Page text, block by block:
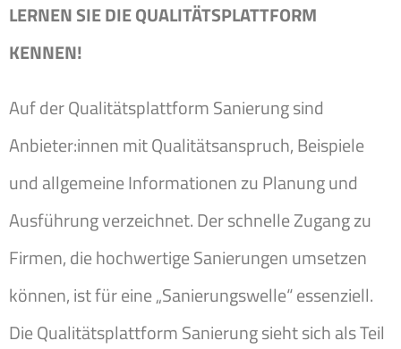
LERNEN SIE DIE QUALITÄTSPLATTFORM
KENNEN!
Auf der Qualitätsplattform Sanierung sind
Anbieter:innen mit Qualitätsanspruch, Beispiele
und allgemeine Informationen zu Planung und
Ausführung verzeichnet. Der schnelle Zugang zu
Firmen, die hochwertige Sanierungen umsetzen
können, ist für eine „Sanierungswelle“ essenziell.
Die Qualitätsplattform Sanierung sieht sich als Teil